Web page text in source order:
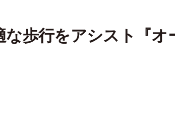
な歩行をアシスト『オ